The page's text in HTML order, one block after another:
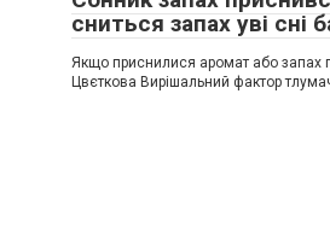
сниться запах уві сні
Якщо приснилися аромат або запах
Цвєткова Вирішальний фактор